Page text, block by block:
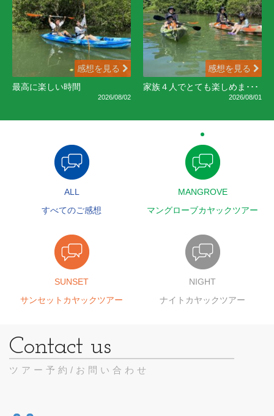
感想を見る
最高に楽しい時間
2026/08/02
感想を見る
家族４人でとても楽しめま･･･
2026/08/01
ALL
すべてのご感想
MANGROVE
マングローブカヤックツアー
SUNSET
サンセットカヤックツアー
NIGHT
ナイトカヤックツアー
ツアー予約/お問い合わせ